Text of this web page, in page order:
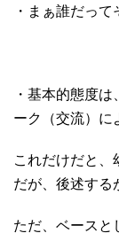
・まぁ誰だっ
・基本的態度
ーク（交流）に
これだけだと、
だが、後述する
ただ、ベースと